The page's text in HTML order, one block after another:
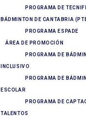
PROGRAMA DE
BÁDMINTON DE CANTABRIA
PROGRAMA ESPADE
ÁREA DE PROMOCIÓN
PROGRAMA DE
INCLUSIVO
PROGRAMA DE
ESCOLAR
PROGRAMA DE
TALENTOS